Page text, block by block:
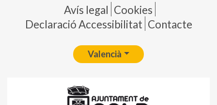
Pie de página
Avís legal Cookies
Declaració Accessibilitat Contacte
Valencià